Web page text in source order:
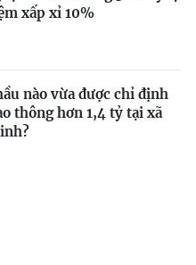
xấp xỉ 10%
nào vừa được chỉ định
thông hơn 1,4 tỷ tại xã